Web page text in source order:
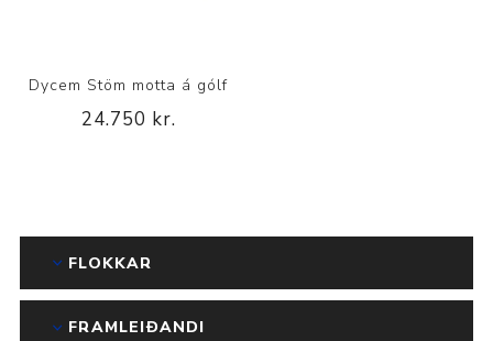
Dycem Stöm motta á gólf
24.750 kr.
FLOKKAR
FRAMLEIÐANDI